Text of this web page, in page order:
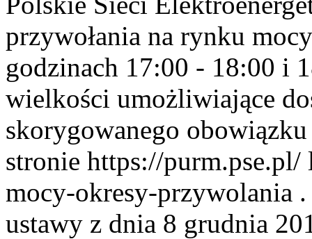
przywołania na rynku
godzinach 17:00 - 18:00 i
wielkości umożliwiające
skorygowanego
stronie https://
mocy-okresy-przywolania
ustawy z dnia 8 grudnia